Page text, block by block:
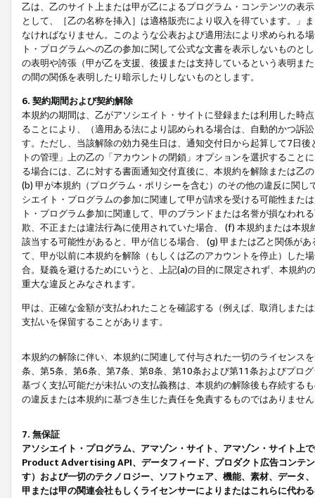
乙は、乙のサイト上または甲が乙によるプログラム・コンテンツの表
として、［乙の名称を挿入］は適格販売により収入を得ています。」
なければなりません。このような公表および適用法により求められる
ト・プログラムへの乙の参加に関して公式な文書を表示しないもの
の表明や誇張（甲が乙を支援、後援または支持しているという表明ま
の間の関係を表明したり暗示したりしないものとします。
6. 契約期間および契約解除
本規約の期間は、乙がアソシエイト・サイトに登録または利用した時
ることにより、（適用ある法により認められる場合は、自動的かつ訴
す。ただし、当該解除の効力発生日は、通知交付日から起算して7日
トの管理」上の乙の「アカウントの閉鎖」オプションを選択するこ
る場合には、乙に対する書面通知交付直後に、本規約を解除または乙
(b) 甲が本規約（プログラム・ポリシーを含む）のその他の違反に関
シエイト・プログラムの参加に関連して甲が請求を受ける可能性また
ト・プログラム参加に関連して、甲のブランドまたは名誉が損なわれ
欺、不正または違法行為に使用されていた場合、 (f) 本規約または本
該当する可能性があると、甲が信じる場合、 (g) 甲または乙と関係が
て、甲が以前に本規約を解除（もしくは乙のアカウントを停止）した
合。疑義を避けるためにいうと、上記(a)の目的に限定されず、本規
重大な違反とみなされます。
甲は、正確な金額が支払われたことを確認する（例えば、取消しまた
支払いを保留することがあります。
本規約の解除に伴い、本規約に関連して付与された一切のライセンス
条、第5条、第6条、第7条、第8条、第10条および第11条およびプロ
基づく支払可能だが未払いの支払義務は、本規約の解除後も存続する
の違反または本規約に基づき生じた責任を免責するものではありませ
7. 無保証
アソシエイト・プログラム、アマゾン・サイト、アマゾン・サイト上
Product Advertising API、データフィード、プロダクト広告コンテ
す）および一切のテクノロジー、ソフトウェア、機能、素材、データ
甲または甲の関連会社もしくライセンサーによりまたはこれらに代わ